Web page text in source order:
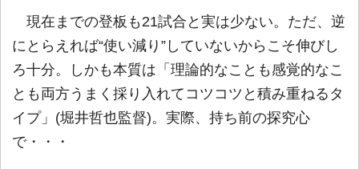
現在までの登板も21試合と実は少ない。ただ、逆
にとらえれば“使い減り”していないからこそ伸びし
ろ十分。しかも本質は「理論的なことも感覚的なこ
とも両方うまく採り入れてコツコツと積み重ねるタ
イプ」(堀井哲也監督)。実際、持ち前の探究心
で・・・